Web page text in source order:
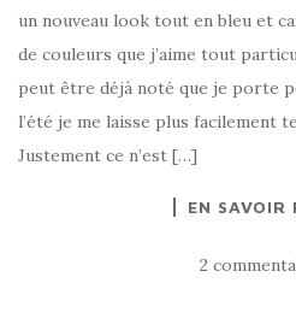
un nouveau look tout en bleu et
de couleurs que j’aime tout
peut être déjà noté que je porte
l’été je me laisse plus facilement
Justement ce n’est […]
EN SAVOIR
2